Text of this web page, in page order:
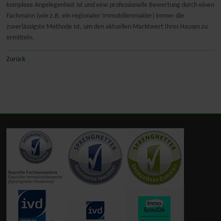
komplexe Angelegenheit ist und eine professionelle Bewertung durch einen
Fachmann (wie z.B. ein regionaler Immobilienmakler) immer die
zuverlässigste Methode ist, um den aktuellen Marktwert Ihres Hauses zu
ermitteln.
Zurück